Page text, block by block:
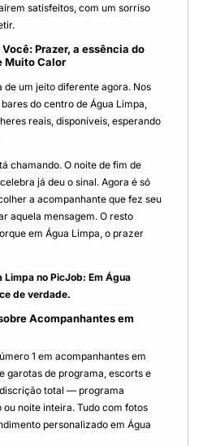
satisfeitos, com um sorriso
Muito Calor
de um jeito diferente agora. Nos
do centro de Água Limpa,
reais, disponíveis, esperando
chamando. O noite de fim de
já deu o sinal. Agora é só
a acompanhante que fez seu
aquela mensagem. O resto
em Água Limpa, o prazer
no PicJob: Em Água
de verdade.
1 em acompanhantes em
garotas de programa, escorts e
total — programa
noite inteira. Tudo com fotos
personalizado em Água